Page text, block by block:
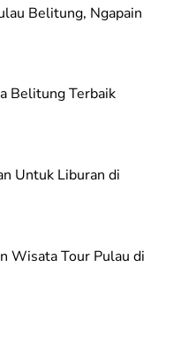
Belitung, Ngapain
Belitung Terbaik
Untuk Liburan di
Wisata Tour Pulau di